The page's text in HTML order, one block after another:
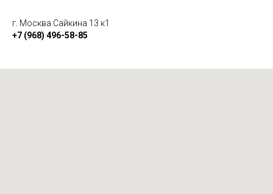
г. Москва Сайкина 13 к1
+7 (968) 496-58-85